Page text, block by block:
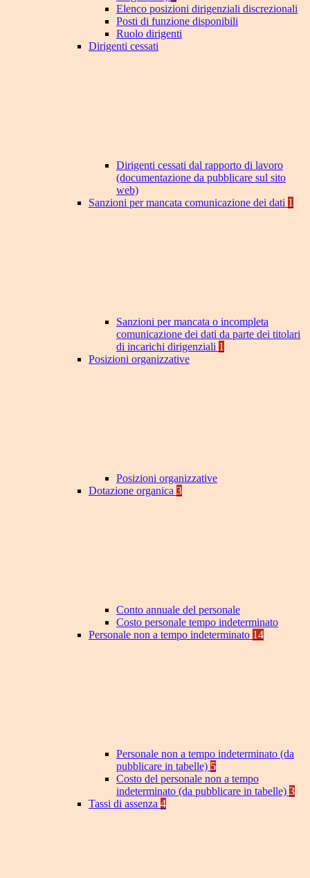
Elenco posizioni dirigenziali discrezionali
Posti di funzione disponibili
Ruolo dirigenti
Dirigenti cessati
Dirigenti cessati dal rapporto di lavoro
(documentazione da pubblicare sul sito
web)
Sanzioni per mancata comunicazione dei dati 1
Sanzioni per mancata o incompleta
comunicazione dei dati da parte dei titolari
di incarichi dirigenziali 1
Posizioni organizzative
Posizioni organizzative
Dotazione organica 3
Conto annuale del personale
Costo personale tempo indeterminato
Personale non a tempo indeterminato 14
Personale non a tempo indeterminato (da
pubblicare in tabelle) 5
Costo del personale non a tempo
indeterminato (da pubblicare in tabelle) 3
Tassi di assenza 4